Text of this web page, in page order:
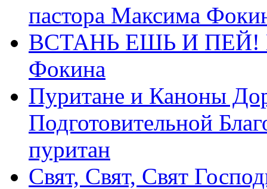
пастора Максима
ВСТАНЬ ЕШЬ И ПЕЙ!
Фокина
Пуритане и Каноны
Подготовительной
пуритан
Свят, Свят, Свят